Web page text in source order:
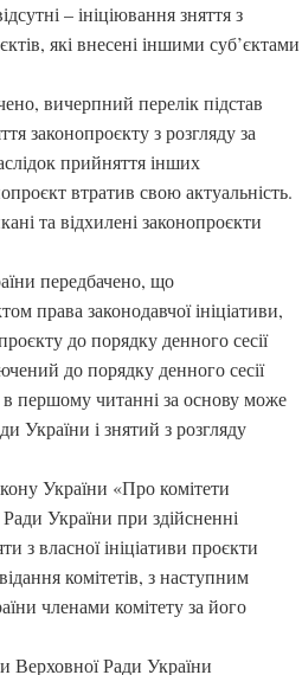
– ініціювання зняття з
які внесені іншими суб’єктами
вичерпний перелік підстав
законопроєкту з розгляду за
прийняття інших
втратив свою актуальність.
та відхилені законопроєкти
передбачено, що
права законодавчої ініціативи,
до порядку денного сесії
до порядку денного сесії
першому читанні за основу може
України і знятий з розгляду
України «Про комітети
України при здійсненні
з власної ініціативи проєкти
комітетів, з наступним
членами комітету за його
Верховної Ради України